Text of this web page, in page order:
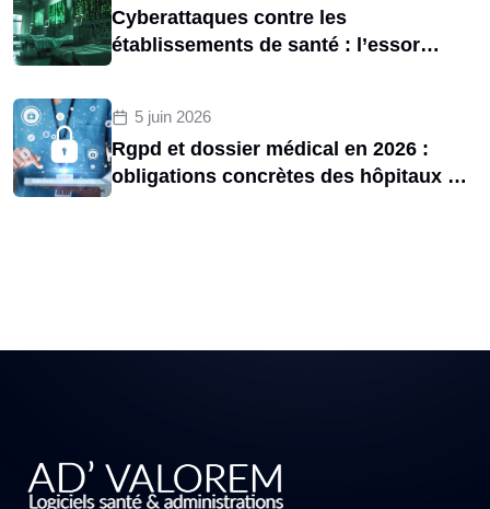
Cyberattaques contre les
établissements de santé : l’essor
5 juin 2026
Rgpd et dossier médical en 2026 :
obligations concrètes des hôpitaux et